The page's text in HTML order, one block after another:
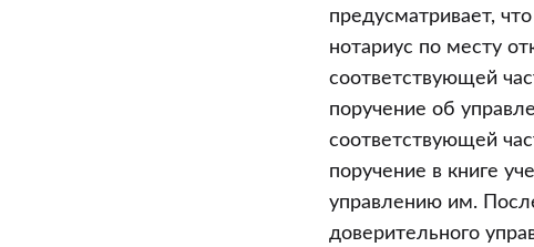
предусматривает,
нотариус по месту
соответствующей
поручение об
соответствующей
поручение в книге
управлению им.
доверительного